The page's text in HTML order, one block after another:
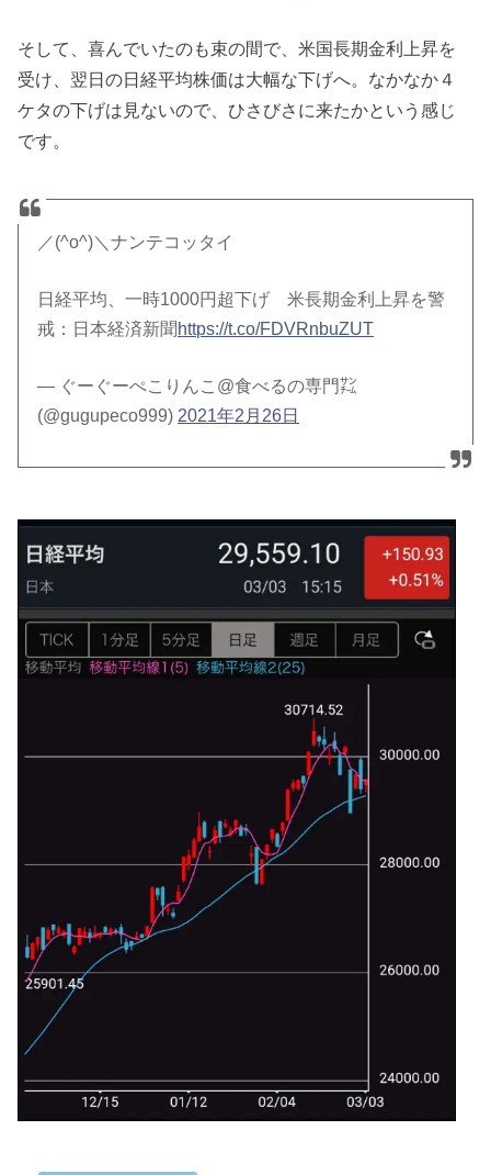
そして、喜んでいたのも束の間で、米国長期金利上昇を
受け、翌日の日経平均株価は大幅な下げへ。なかなか４
ケタの下げは見ないので、ひさびさに来たかという感じ
です。
／(^o^)＼ナンテコッタイ
日経平均、一時1000円超下げ 米長期金利上昇を警
戒：日本経済新聞 https://t.co/FDVRnbuZUT
— ぐーぐーぺこりんこ@食べるの専門㌠
(@gugupeco999) 2021年2月26日